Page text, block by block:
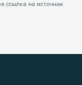
ссылка на источник